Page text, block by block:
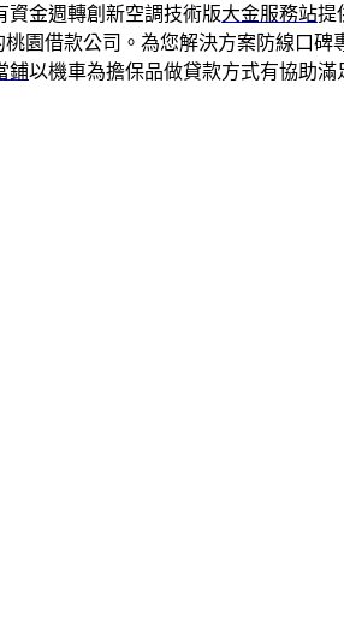
資金週轉創新空調技術版大金服務站提
桃園借款公司。為您解決方案防線口碑
鋪以機車為擔保品做貸款方式有協助滿